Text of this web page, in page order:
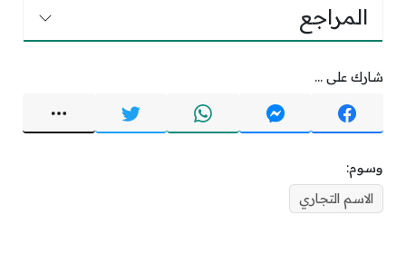
المراجع
شارك على ...
وسوم:
الاسم التجاري